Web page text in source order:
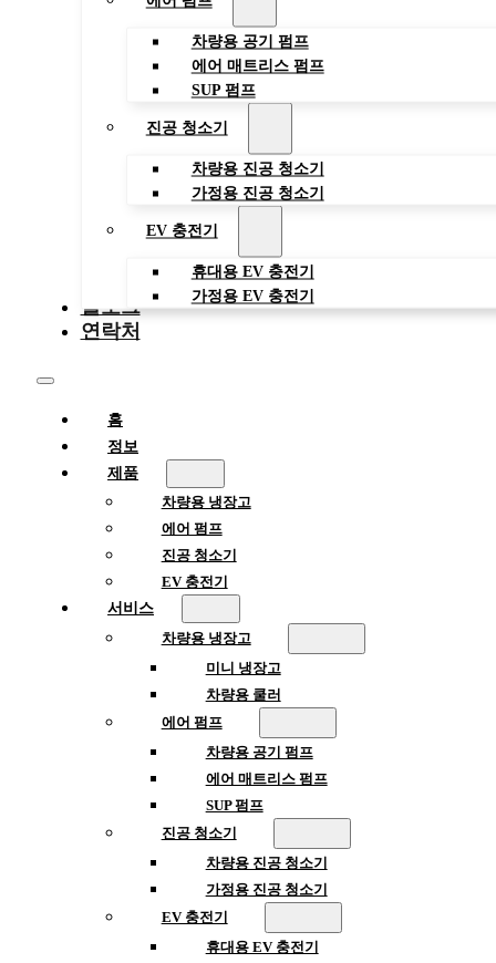
차량용 공기 펌프
에어 매트리스 펌프
SUP 펌프
진공 청소기
차량용 진공 청소기
가정용 진공 청소기
EV 충전기
휴대용 EV 충전기
가정용 EV 충전기
블로그
연락처
홈
정보
제품
차량용 냉장고
에어 펌프
진공 청소기
EV 충전기
서비스
차량용 냉장고
미니 냉장고
차량용 쿨러
에어 펌프
차량용 공기 펌프
에어 매트리스 펌프
SUP 펌프
진공 청소기
차량용 진공 청소기
가정용 진공 청소기
EV 충전기
휴대용 EV 충전기